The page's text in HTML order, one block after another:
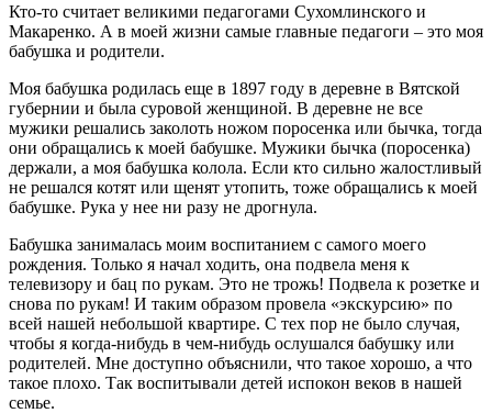
Кто-то считает великими педагогами Сухомлинского и
Макаренко. А в моей жизни самые главные педагоги – это моя
бабушка и родители.
Моя бабушка родилась еще в 1897 году в деревне в Вятской
губернии и была суровой женщиной. В деревне не все
мужики решались заколоть ножом поросенка или бычка, тогда
они обращались к моей бабушке. Мужики бычка (поросенка)
держали, а моя бабушка колола. Если кто сильно жалостливый
не решался котят или щенят утопить, тоже обращались к моей
бабушке. Рука у нее ни разу не дрогнула.
Бабушка занималась моим воспитанием с самого моего
рождения. Только я начал ходить, она подвела меня к
телевизору и бац по рукам. Это не трожь! Подвела к розетке и
снова по рукам! И таким образом провела «экскурсию» по
всей нашей небольшой квартире. С тех пор не было случая,
чтобы я когда-нибудь в чем-нибудь ослушался бабушку или
родителей. Мне доступно объяснили, что такое хорошо, а что
такое плохо. Так воспитывали детей испокон веков в нашей
семье.